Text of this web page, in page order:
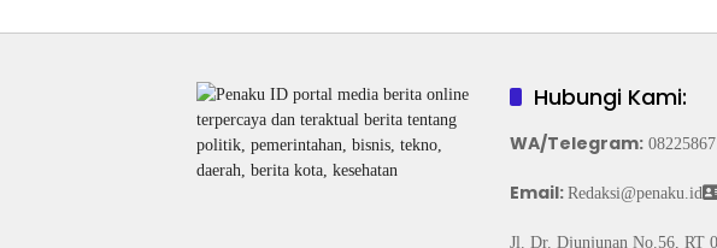
Hubungi Kami:
WA/Telegram:
Email: Redaksi@penaku.id
Jl. Dr. Djunjunan No.56, RT